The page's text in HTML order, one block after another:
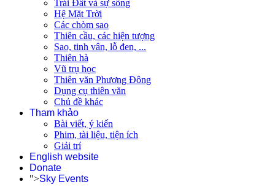
Trái Đất và sự sống
Hệ Mặt Trời
Các chòm sao
Thiên cầu, các hiện tượng
Sao, tinh vân, lỗ đen, ...
Thiên hà
Vũ trụ học
Thiên văn Phương Đông
Dụng cụ thiên văn
Chủ đề khác
Tham khảo
Bài viết, ý kiến
Phim, tài liệu, tiện ích
Giải trí
English website
Donate
">Sky Events